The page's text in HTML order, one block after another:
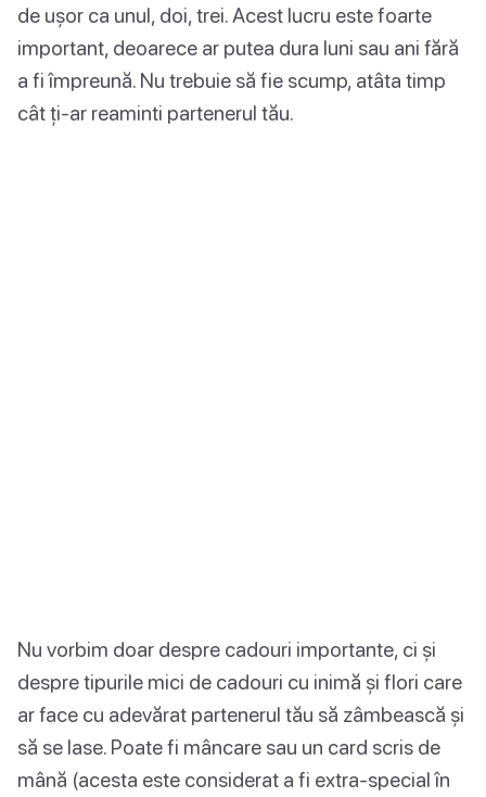
de ușor ca unul, doi, trei. Acest lucru este foarte
important, deoarece ar putea dura luni sau ani fără
a fi împreună. Nu trebuie să fie scump, atâta timp
cât ți-ar reaminti partenerul tău.
Nu vorbim doar despre cadouri importante, ci și
despre tipurile mici de cadouri cu inimă și flori care
ar face cu adevărat partenerul tău să zâmbească și
să se lase. Poate fi mâncare sau un card scris de
mână (acesta este considerat a fi extra-special în